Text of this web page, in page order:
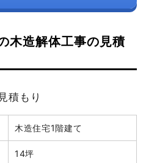
木造解体工事の見積
積もり
木造住宅1階建て
14坪